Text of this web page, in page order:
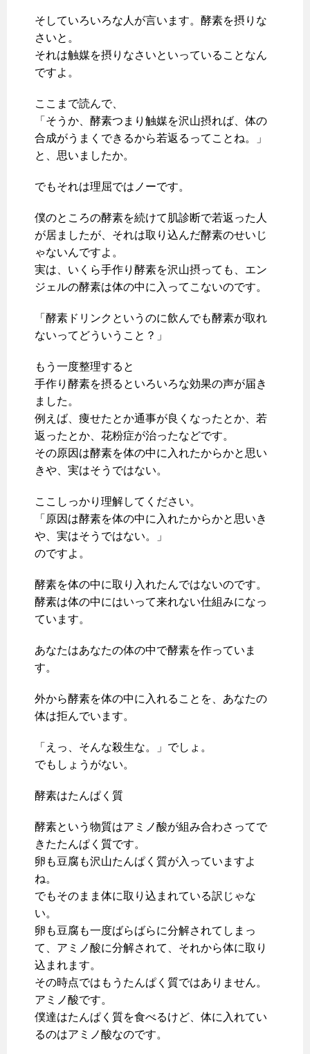
そしていろいろな人が言います。酵素を摂りな
さいと。
それは触媒を摂りなさいといっていることなん
ですよ。
ここまで読んで、
「そうか、酵素つまり触媒を沢山摂れば、体の
合成がうまくできるから若返るってことね。」
と、思いましたか。
でもそれは理屈ではノーです。
僕のところの酵素を続けて肌診断で若返った人
が居ましたが、それは取り込んだ酵素のせいじ
ゃないんですよ。
実は、いくら手作り酵素を沢山摂っても、エン
ジェルの酵素は体の中に入ってこないのです。
「酵素ドリンクというのに飲んでも酵素が取れ
ないってどういうこと？」
もう一度整理すると
手作り酵素を摂るといろいろな効果の声が届き
ました。
例えば、痩せたとか通事が良くなったとか、若
返ったとか、花粉症が治ったなどです。
その原因は酵素を体の中に入れたからかと思い
きや、実はそうではない。
ここしっかり理解してください。
「原因は酵素を体の中に入れたからかと思いき
や、実はそうではない。」
のですよ。
酵素を体の中に取り入れたんではないのです。
酵素は体の中にはいって来れない仕組みになっ
ています。
あなたはあなたの体の中で酵素を作っていま
す。
外から酵素を体の中に入れることを、あなたの
体は拒んでいます。
「えっ、そんな殺生な。」でしょ。
でもしょうがない。
酵素はたんぱく質
酵素という物質はアミノ酸が組み合わさってで
きたたんぱく質です。
卵も豆腐も沢山たんぱく質が入っていますよ
ね。
でもそのまま体に取り込まれている訳じゃな
い。
卵も豆腐も一度ばらばらに分解されてしまっ
て、アミノ酸に分解されて、それから体に取り
込まれます。
その時点ではもうたんぱく質ではありません。
アミノ酸です。
僕達はたんぱく質を食べるけど、体に入れてい
るのはアミノ酸なのです。